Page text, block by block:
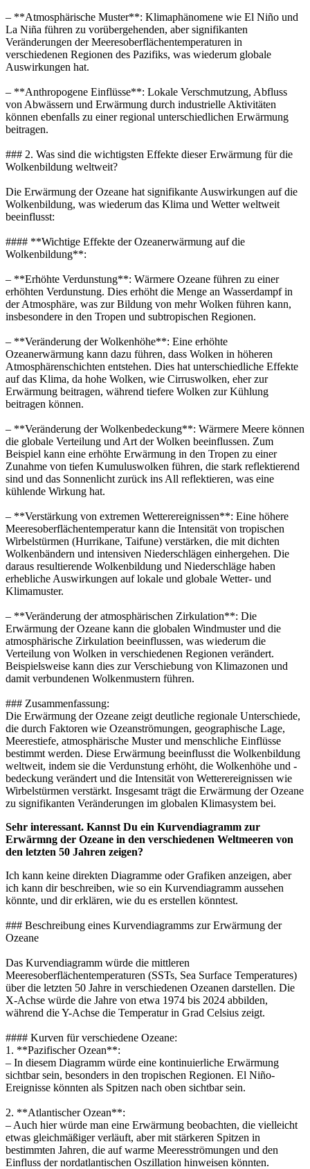
– **Atmosphärische Muster**: Klimaphänomene wie El Niño und
La Niña führen zu vorübergehenden, aber signifikanten
Veränderungen der Meeresoberflächentemperaturen in
verschiedenen Regionen des Pazifiks, was wiederum globale
Auswirkungen hat.
– **Anthropogene Einflüsse**: Lokale Verschmutzung, Abfluss
von Abwässern und Erwärmung durch industrielle Aktivitäten
können ebenfalls zu einer regional unterschiedlichen Erwärmung
beitragen.
### 2. Was sind die wichtigsten Effekte dieser Erwärmung für die
Wolkenbildung weltweit?
Die Erwärmung der Ozeane hat signifikante Auswirkungen auf die
Wolkenbildung, was wiederum das Klima und Wetter weltweit
beeinflusst:
#### **Wichtige Effekte der Ozeanerwärmung auf die
Wolkenbildung**:
– **Erhöhte Verdunstung**: Wärmere Ozeane führen zu einer
erhöhten Verdunstung. Dies erhöht die Menge an Wasserdampf in
der Atmosphäre, was zur Bildung von mehr Wolken führen kann,
insbesondere in den Tropen und subtropischen Regionen.
– **Veränderung der Wolkenhöhe**: Eine erhöhte
Ozeanerwärmung kann dazu führen, dass Wolken in höheren
Atmosphärenschichten entstehen. Dies hat unterschiedliche Effekte
auf das Klima, da hohe Wolken, wie Cirruswolken, eher zur
Erwärmung beitragen, während tiefere Wolken zur Kühlung
beitragen können.
– **Veränderung der Wolkenbedeckung**: Wärmere Meere können
die globale Verteilung und Art der Wolken beeinflussen. Zum
Beispiel kann eine erhöhte Erwärmung in den Tropen zu einer
Zunahme von tiefen Kumuluswolken führen, die stark reflektierend
sind und das Sonnenlicht zurück ins All reflektieren, was eine
kühlende Wirkung hat.
– **Verstärkung von extremen Wetterereignissen**: Eine höhere
Meeresoberflächentemperatur kann die Intensität von tropischen
Wirbelstürmen (Hurrikane, Taifune) verstärken, die mit dichten
Wolkenbändern und intensiven Niederschlägen einhergehen. Die
daraus resultierende Wolkenbildung und Niederschläge haben
erhebliche Auswirkungen auf lokale und globale Wetter- und
Klimamuster.
– **Veränderung der atmosphärischen Zirkulation**: Die
Erwärmung der Ozeane kann die globalen Windmuster und die
atmosphärische Zirkulation beeinflussen, was wiederum die
Verteilung von Wolken in verschiedenen Regionen verändert.
Beispielsweise kann dies zur Verschiebung von Klimazonen und
damit verbundenen Wolkenmustern führen.
### Zusammenfassung:
Die Erwärmung der Ozeane zeigt deutliche regionale Unterschiede,
die durch Faktoren wie Ozeanströmungen, geographische Lage,
Meerestiefe, atmosphärische Muster und menschliche Einflüsse
bestimmt werden. Diese Erwärmung beeinflusst die Wolkenbildung
weltweit, indem sie die Verdunstung erhöht, die Wolkenhöhe und -
bedeckung verändert und die Intensität von Wetterereignissen wie
Wirbelstürmen verstärkt. Insgesamt trägt die Erwärmung der Ozeane
zu signifikanten Veränderungen im globalen Klimasystem bei.
Sehr interessant. Kannst Du ein Kurvendiagramm zur
Erwärmng der Ozeane in den verschiedenen Weltmeeren von
den letzten 50 Jahren zeigen?
Ich kann keine direkten Diagramme oder Grafiken anzeigen, aber
ich kann dir beschreiben, wie so ein Kurvendiagramm aussehen
könnte, und dir erklären, wie du es erstellen könntest.
### Beschreibung eines Kurvendiagramms zur Erwärmung der
Ozeane
Das Kurvendiagramm würde die mittleren
Meeresoberflächentemperaturen (SSTs, Sea Surface Temperatures)
über die letzten 50 Jahre in verschiedenen Ozeanen darstellen. Die
X-Achse würde die Jahre von etwa 1974 bis 2024 abbilden,
während die Y-Achse die Temperatur in Grad Celsius zeigt.
#### Kurven für verschiedene Ozeane:
1. **Pazifischer Ozean**:
– In diesem Diagramm würde eine kontinuierliche Erwärmung
sichtbar sein, besonders in den tropischen Regionen. El Niño-
Ereignisse könnten als Spitzen nach oben sichtbar sein.
2. **Atlantischer Ozean**:
– Auch hier würde man eine Erwärmung beobachten, die vielleicht
etwas gleichmäßiger verläuft, aber mit stärkeren Spitzen in
bestimmten Jahren, die auf warme Meeresströmungen und den
Einfluss der nordatlantischen Oszillation hinweisen könnten.